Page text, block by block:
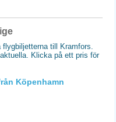
flygbiljetterna till Kramfors.
Klicka på ett pris för
Köpenhamn